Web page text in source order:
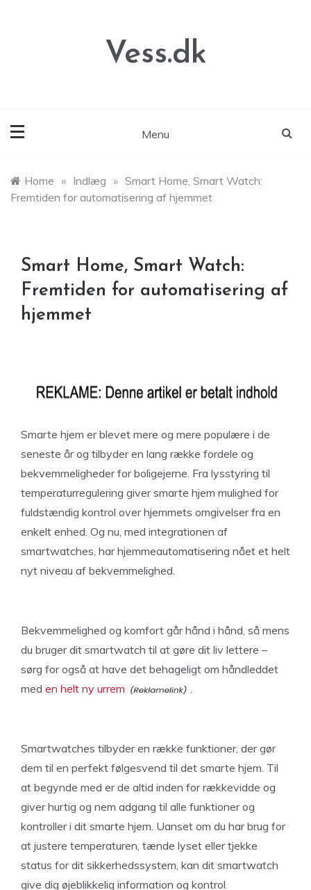
Vess.dk
Menu
Home » Indlæg » Smart Home, Smart Watch:
Fremtiden for automatisering af hjemmet
Smart Home, Smart Watch:
Fremtiden for automatisering af
hjemmet
Smarte hjem er blevet mere og mere populære i de
seneste år og tilbyder en lang række fordele og
bekvemmeligheder for boligejerne. Fra lysstyring til
temperaturregulering giver smarte hjem mulighed for
fuldstændig kontrol over hjemmets omgivelser fra en
enkelt enhed. Og nu, med integrationen af
smartwatches, har hjemmeautomatisering nået et helt
nyt niveau af bekvemmelighed.
Bekvemmelighed og komfort går hånd i hånd, så mens
du bruger dit smartwatch til at gøre dit liv lettere –
sørg for også at have det behageligt om håndleddet
med en helt ny urrem .
Smartwatches tilbyder en række funktioner, der gør
dem til en perfekt følgesvend til det smarte hjem. Til
at begynde med er de altid inden for rækkevidde og
giver hurtig og nem adgang til alle funktioner og
kontroller i dit smarte hjem. Uanset om du har brug for
at justere temperaturen, tænde lyset eller tjekke
status for dit sikkerhedssystem, kan dit smartwatch
give dig øjeblikkelig information og kontrol.